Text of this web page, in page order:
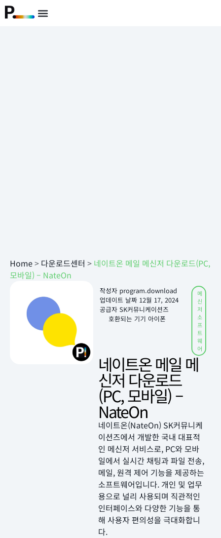
Home> 다운로드센터 > 네이트온 메일 메신저 다운로드(PC,
모바일) – NateOn
작성자 program.download
업데이트 날짜 12월 17, 2024
공급자 SK커뮤니케이션즈
호환되는 기기 아이폰
메
신
저
소
프
트
웨
어
네이트온 메일 메
신저 다운로드
(PC, 모바일) –
NateOn
네이트온(NateOn) SK커뮤니케
이션즈에서 개발한 국내 대표적
인 메신저 서비스로, PC와 모바
일에서 실시간 채팅과 파일 전송,
메일, 원격 제어 기능을 제공하는
소프트웨어입니다. 개인 및 업무
용으로 널리 사용되며 직관적인
인터페이스와 다양한 기능을 통
해 사용자 편의성을 극대화합니
다.